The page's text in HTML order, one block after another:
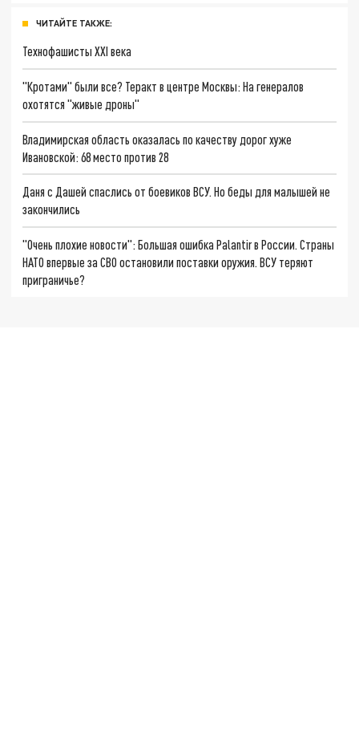
ЧИТАЙТЕ ТАКЖЕ:
Технофашисты XXI века
"Кротами" были все? Теракт в центре Москвы: На генералов
охотятся "живые дроны"
Владимирская область оказалась по качеству дорог хуже
Ивановской: 68 место против 28
Даня с Дашей спаслись от боевиков ВСУ. Но беды для малышей не
закончились
"Очень плохие новости": Большая ошибка Palantir в России. Страны
НАТО впервые за СВО остановили поставки оружия. ВСУ теряют
приграничье?